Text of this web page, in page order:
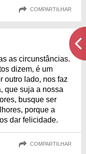
COMPARTILHAR
as circunstâncias.
dizem, é um
outro lado, nos faz
que suja a nossa
busque ser
porque a
dar felicidade.
COMPARTILHAR